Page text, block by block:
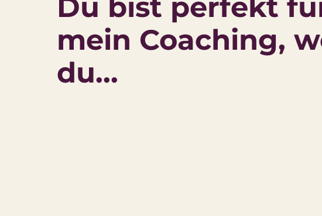
Du bist perfekt
mein Coaching,
du...